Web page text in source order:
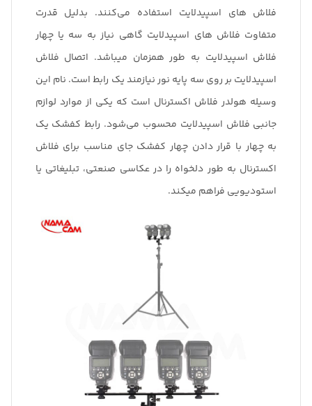
فلاش های اسپیدلایت استفاده می‌کنند. بدلیل قدرت
متفاوت فلاش های اسپیدلایت گاهی نیاز به سه یا چهار
فلاش اسپیدلایت به طور همزمان میباشد. اتصال فلاش
اسپیدلایت بر روی سه پایه نور نیازمند یک رابط است. نام این
وسیله هولدر فلاش اکسترنال است که یکی از موارد لوازم
جانبی فلاش اسپیدلایت محسوب می‌شود. رابط کفشک یک
به چهار با قرار دادن چهار کفشک جای مناسب برای فلاش
اکسترنال به طور دلخواه را در عکاسی صنعتی، تبلیغاتی یا
استودیویی فراهم میکند.